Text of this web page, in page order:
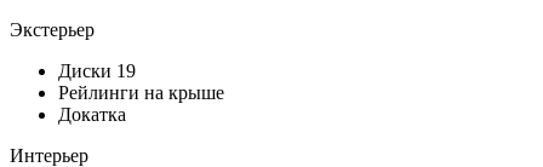
Экстерьер
Диски 19
Рейлинги на крыше
Докатка
Интерьер